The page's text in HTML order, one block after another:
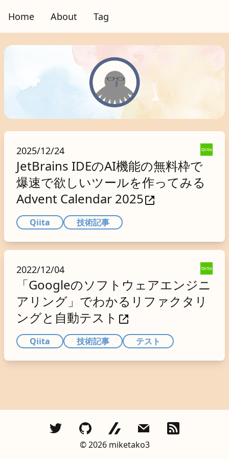
Home About Tag
2025/12/24
JetBrains IDEのAI機能の無料枠で
爆速で欲しいツールを作ってみる
Advent Calendar 2025
Qiita 技術記事
2022/12/04
「Googleのソフトウェアエンジニ
アリング」でわかるリファクタリ
ングと自動テスト
Qiita 技術記事 テスト
©︎2026miketako3